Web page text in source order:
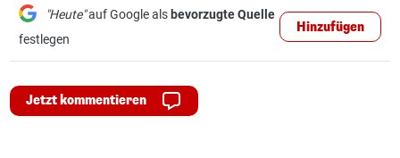
"Heute"auf Google als bevorzugte Quelle
festlegen
Hinzufügen
Jetzt kommentieren